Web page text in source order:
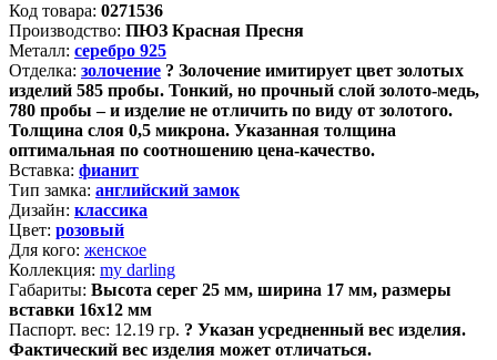
Код товара: 0271536
Производство: ПЮЗ Красная Пресня
Металл: серебро 925
Отделка: золочение ? Золочение имитирует цвет золотых
изделий 585 пробы. Тонкий, но прочный слой золото-медь,
780 пробы – и изделие не отличить по виду от золотого.
Толщина слоя 0,5 микрона. Указанная толщина
оптимальная по соотношению цена-качество.
Вставка: фианит
Тип замка: английский замок
Дизайн: классика
Цвет: розовый
Для кого: женское
Коллекция: my darling
Габариты: Высота серег 25 мм, ширина 17 мм, размеры
вставки 16х12 мм
Паспорт. вес: 12.19 гр. ? Указан усредненный вес изделия.
Фактический вес изделия может отличаться.